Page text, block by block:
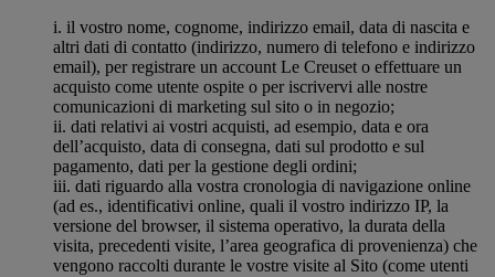
i. il vostro nome, cognome, indirizzo email, data di nascita e
altri dati di contatto (indirizzo, numero di telefono e indirizzo
email), per registrare un account Le Creuset o effettuare un
acquisto come utente ospite o per iscrivervi alle nostre
comunicazioni di marketing sul sito o in negozio;
ii. dati relativi ai vostri acquisti, ad esempio, data e ora
dell’acquisto, data di consegna, dati sul prodotto e sul
pagamento, dati per la gestione degli ordini;
iii. dati riguardo alla vostra cronologia di navigazione online
(ad es., identificativi online, quali il vostro indirizzo IP, la
versione del browser, il sistema operativo, la durata della
visita, precedenti visite, l’area geografica di provenienza) che
vengono raccolti durante le vostre visite al Sito (come utenti